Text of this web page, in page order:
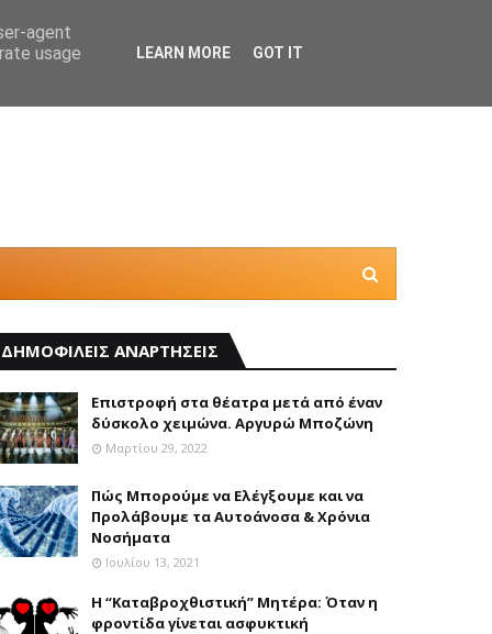
ΔΗΜΟΦΙΛΕΙΣ ΑΝΑΡΤΗΣΕΙΣ
Επιστροφή στα θέατρα μετά από έναν
δύσκολο χειμώνα. Αργυρώ Μποζώνη
Μαρτίου 29, 2022
Πώς Μπορούμε να Ελέγξουμε και να
Προλάβουμε τα Αυτοάνοσα & Χρόνια
Νοσήματα
Ιουλίου 13, 2021
Η “Καταβροχθιστική” Mητέρα: Όταν η
φροντίδα γίνεται ασφυκτική
agent
usage
LEARN MORE GOT IT